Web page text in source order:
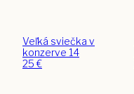
Veľká sviečka v
konzerve 14
25€